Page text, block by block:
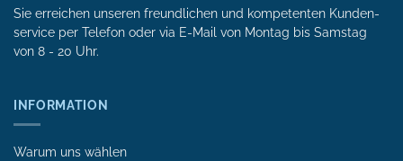
Sie erreichen unseren freundlichen und kompetenten Kunden­
service per Tele­fon oder via E-Mail von Mon­tag bis Samstag
von 8 - 20 Uhr.
INFORMATION
Warum uns wählen